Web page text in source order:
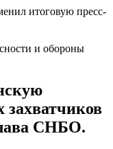
и обороны
захватчиков
СНБО.